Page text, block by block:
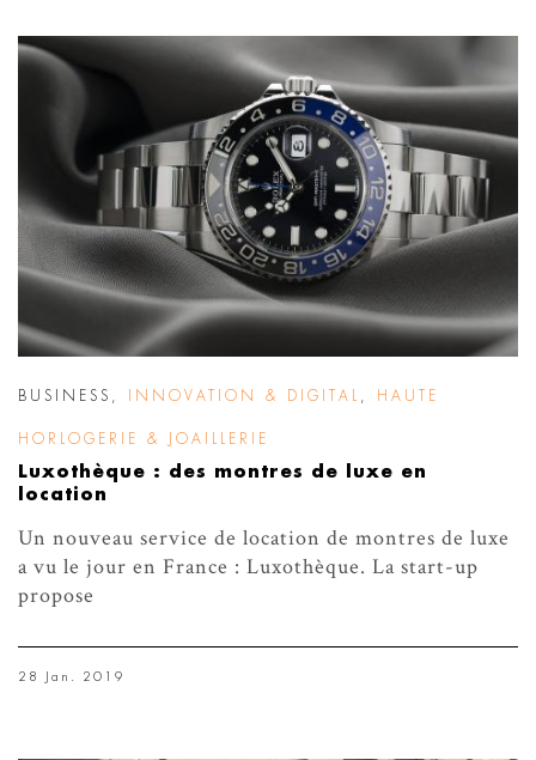
BUSINESS , INNOVATION & DIGITAL , HAUTE
HORLOGERIE & JOAILLERIE
Luxothèque : des montres de luxe en
location
Un nouveau service de location de montres de luxe
a vu le jour en France : Luxothèque. La start-up
propose
28 Jan. 2019